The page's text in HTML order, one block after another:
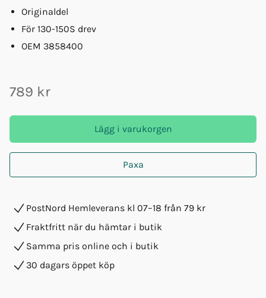
Originaldel
För 130-150S drev
OEM 3858400
789 kr
Lägg i varukorgen
Paxa
PostNord Hemleverans kl 07–18 från 79 kr
Fraktfritt när du hämtar i butik
Samma pris online och i butik
30 dagars öppet köp